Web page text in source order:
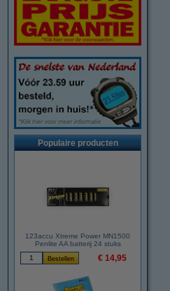
Populaire producten
123accu Xtreme Power MN1500
Penlite AA batterij 24 stuks
€ 14,95